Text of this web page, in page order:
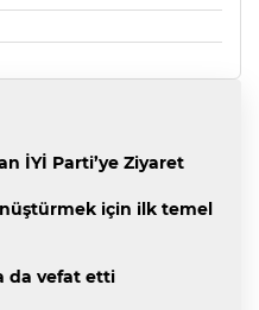
İYİ Parti’ye Ziyaret
için ilk temel
da vefat etti